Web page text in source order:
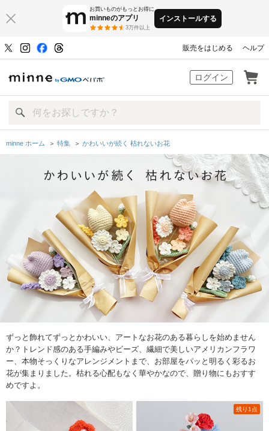
お買いものがもっとお得に
minneのアプリ
3万件以上
インストールする
販売をはじめる ヘルプ
ログイン
minne ホーム ＞ 特集 ＞ かわいいが続く 枯れないお花
ずっと飾れてずっとかわいい、アートなお花のある暮らしを始めません
か？トレンド感のある手編みやビーズ、繊細で美しいアメリカンフラワ
ー、本物そっくりなアレンジメントまで、お部屋をパッと明るく彩るお
花が集まりました。枯れる心配もなく華やかなので、贈り物にもおすす
めですよ。
残り1点